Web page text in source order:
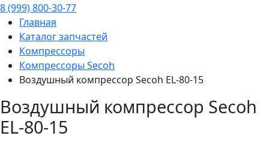
8 (999) 800-30-77
Главная
Каталог запчастей
Компрессоры
Компрессоры Secoh
Воздушный компрессор Secoh EL-80-15
Воздушный компрессор Secoh
EL-80-15